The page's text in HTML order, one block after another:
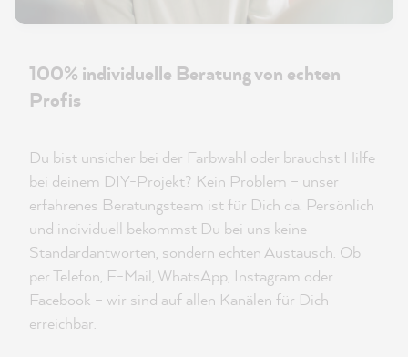
100% individuelle Beratung von echten
Profis
Du bist unsicher bei der Farbwahl oder brauchst Hilfe
bei deinem DIY-Projekt? Kein Problem – unser
erfahrenes Beratungsteam ist für Dich da. Persönlich
und individuell bekommst Du bei uns keine
Standardantworten, sondern echten Austausch. Ob
per Telefon, E-Mail, WhatsApp, Instagram oder
Facebook – wir sind auf allen Kanälen für Dich
erreichbar.